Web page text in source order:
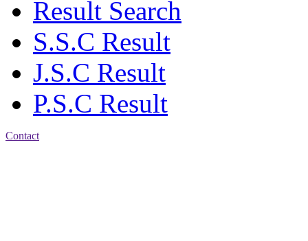
Result Search
S.S.C Result
J.S.C Result
P.S.C Result
Contact